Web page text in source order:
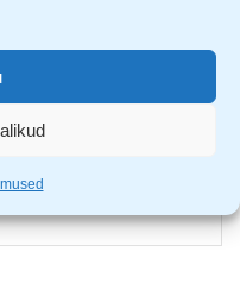
100
118